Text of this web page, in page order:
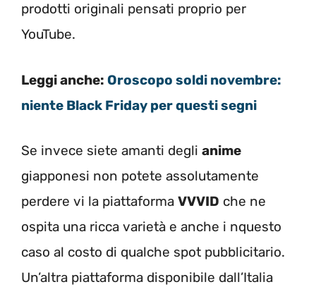
prodotti originali pensati proprio per
YouTube.
Leggi anche: Oroscopo soldi novembre:
niente Black Friday per questi segni
Se invece siete amanti degli anime
giapponesi non potete assolutamente
perdere vi la piattaforma VVVID che ne
ospita una ricca varietà e anche i nquesto
caso al costo di qualche spot pubblicitario.
Un’altra piattaforma disponibile dall’Italia